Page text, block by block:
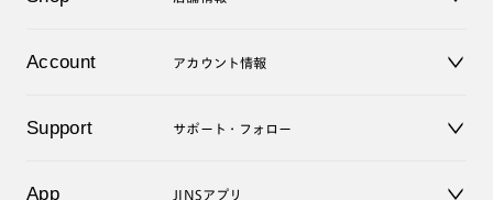
コンタクトレンズ
アクセサリー
オンラインショップ
Account アカウント情報
ログアウト
Support サポート・フォロー
App JINSアプリ